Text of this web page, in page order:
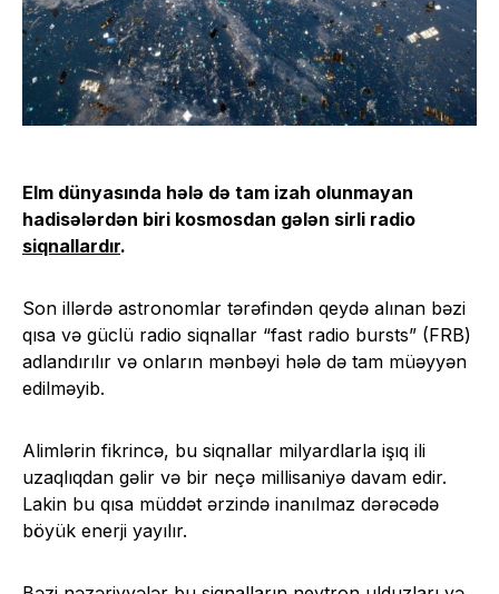
Elm dünyasında hələ də tam izah olunmayan
hadisələrdən biri kosmosdan gələn sirli radio
siqnallardır.
Son illərdə astronomlar tərəfindən qeydə alınan bəzi
qısa və güclü radio siqnallar “fast radio bursts” (FRB)
adlandırılır və onların mənbəyi hələ də tam müəyyən
edilməyib.
Alimlərin fikrincə, bu siqnallar milyardlarla işıq ili
uzaqlıqdan gəlir və bir neçə millisaniyə davam edir.
Lakin bu qısa müddət ərzində inanılmaz dərəcədə
böyük enerji yayılır.